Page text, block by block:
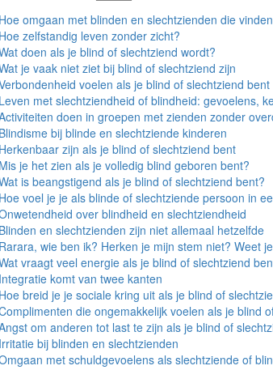
Hoe omgaan met blinden en slechtzienden die
Hoe zelfstandig leven zonder zicht?
doen als je blind of slechtziend wordt?
je vaak niet ziet bij blind of slechtziend zijn
voelen als je blind of slechtziend bent
Leven met slechtziendheid of blindheid: gevoelens,
doen in groepen met zienden zonder
Blindisme bij blinde en slechtziende kinderen
Herkenbaar zijn als je blind of slechtziend bent
Mis je het zien als je volledig blind geboren bent?
is beangstigend als je blind of slechtziend bent?
Hoe voel je je als blinde of slechtziende persoon in
over blindheid en slechtziendheid
Blinden en slechtzienden zijn niet allemaal hetzelfde
Rarara, wie ben ik? Herken je mijn stem niet? Weet
vraagt veel energie als je blind of slechtziend
Integratie komt van twee kanten
Hoe breid je je sociale kring uit als je blind of
die ongemakkelijk voelen als je blind
om anderen tot last te zijn als je blind of
Irritatie bij blinden en slechtzienden
met schuldgevoelens als slechtziende of